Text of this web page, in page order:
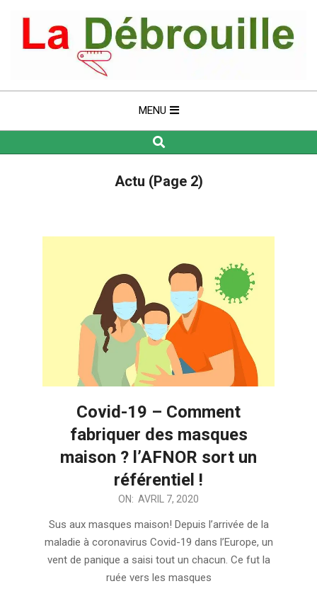
content
LA
DÉBROUILLEMENU
Search
Actu (Page 2)
Covid-19 – Comment
fabriquer des masques
maison ? l’AFNOR sort un
référentiel !
ON: AVRIL 7, 2020
Sus aux masques maison! Depuis l’arrivée de la
maladie à coronavirus Covid-19 dans l’Europe, un
vent de panique a saisi tout un chacun. Ce fut la
ruée vers les masques